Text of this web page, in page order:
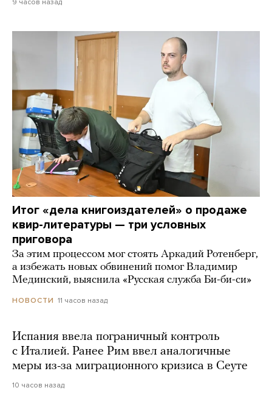
Итог «дела книгоиздателей» о продаже
квир-литературы — три условных
приговора
За этим процессом мог стоять Аркадий Ротенберг,
а избежать новых обвинений помог Владимир
Мединский, выяснила «Русская служба Би-би-си»
НОВОСТИ 11 часов назад
Испания ввела пограничный контроль
с Италией. Ранее Рим ввел аналогичные
меры из-за миграционного кризиса в Сеуте
10 часов назад